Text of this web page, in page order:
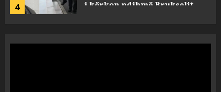
5 AUGUST 7, 2026